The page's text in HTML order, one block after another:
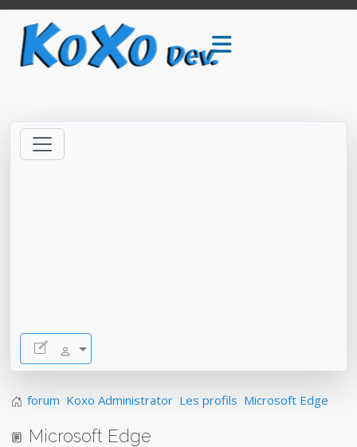
forum Koxo Administrator Les profils Microsoft Edge
Microsoft Edge